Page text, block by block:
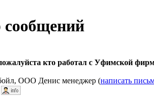
кто работал с Уфимской
ООО Денис менеджер (написать